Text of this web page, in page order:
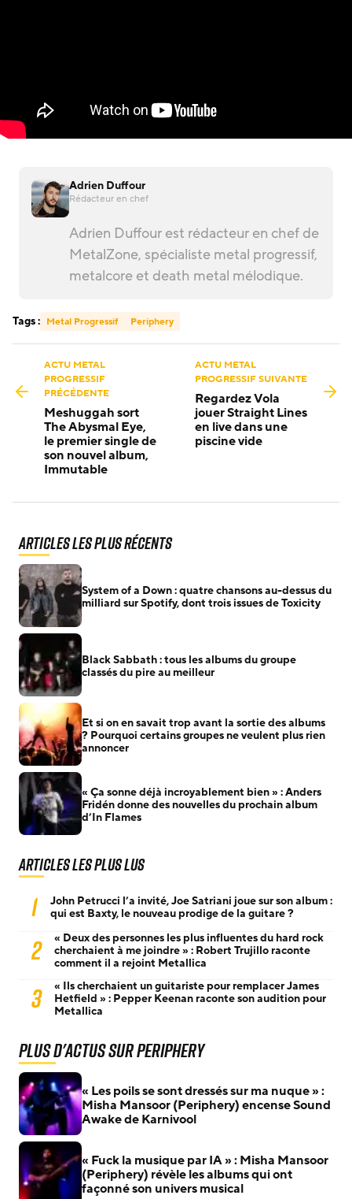
Adrien Duffour
Rédacteur en chef
Adrien Duffour est rédacteur en chef de
MetalZone, spécialiste metal progressif,
metalcore et death metal mélodique.
Tags : Metal Progressif Periphery
ACTU METAL
PROGRESSIF
PRÉCÉDENTE
Meshuggah sort
The Abysmal Eye,
le premier single de
son nouvel album,
Immutable
ACTU METAL
PROGRESSIF SUIVANTE
Regardez Vola
jouer Straight Lines
en live dans une
piscine vide
Articles les plus récents
System of a Down : quatre chansons au-dessus du
milliard sur Spotify, dont trois issues de Toxicity
Black Sabbath : tous les albums du groupe
classés du pire au meilleur
Et si on en savait trop avant la sortie des albums
? Pourquoi certains groupes ne veulent plus rien
annoncer
« Ça sonne déjà incroyablement bien » : Anders
Fridén donne des nouvelles du prochain album
d’In Flames
Articles les plus lus
1
John Petrucci l’a invité, Joe Satriani joue sur son album :
qui est Baxty, le nouveau prodige de la guitare ?
2
« Deux des personnes les plus influentes du hard rock
cherchaient à me joindre » : Robert Trujillo raconte
comment il a rejoint Metallica
3
« Ils cherchaient un guitariste pour remplacer James
Hetfield » : Pepper Keenan raconte son audition pour
Metallica
Plus d'actus sur Periphery
« Les poils se sont dressés sur ma nuque » :
Misha Mansoor (Periphery) encense Sound
Awake de Karnivool
« Fuck la musique par IA » : Misha Mansoor
(Periphery) révèle les albums qui ont
façonné son univers musical